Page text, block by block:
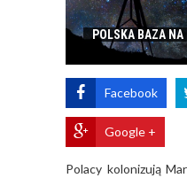
POLSKA BAZA NA
Facebook
Google +
Polacy kolonizują